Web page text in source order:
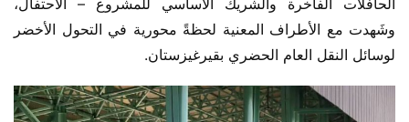
لوسائل النقل العام الحضري بقيرغيزستان.